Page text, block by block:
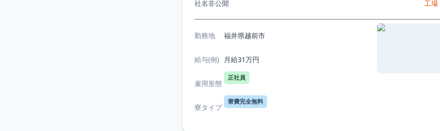
社名非公開 工場
勤務地 福井県越前市
給与(例) 月給31万円
雇用形態
正社員
寮タイプ
寮費完全無料